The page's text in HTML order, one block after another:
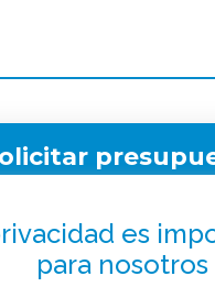
de caso quieres